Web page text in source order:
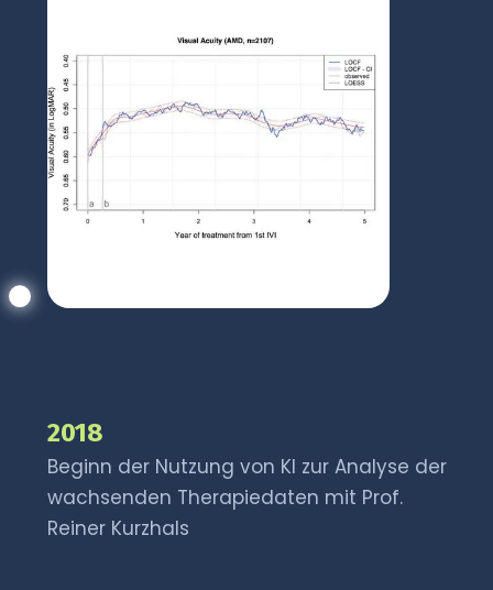
2018
Beginn der Nutzung von KI zur Analyse der
wachsenden Therapiedaten mit Prof.
Reiner Kurzhals